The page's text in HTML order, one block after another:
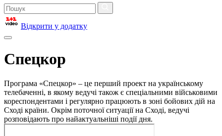
Відкрити у додатку
Спецкор
Програма «Спецкор» – це перший проект на українському
телебаченні, в якому ведучі також є спеціальними військовими
кореспондентами і регулярно працюють в зоні бойових дій на
Сході країни. Окрім поточної ситуації на Сході, ведучі
розповідають про найактуальніші події дня.